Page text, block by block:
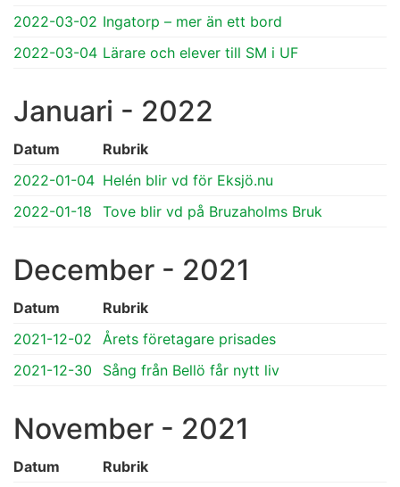
2022-03-02 Ingatorp – mer än ett bord
2022-03-04 Lärare och elever till SM i UF
Januari - 2022
Datum
Rubrik
2022-01-04 Helén blir vd för Eksjö.nu
2022-01-18
Tove blir vd på Bruzaholms Bruk
December - 2021
Datum
Rubrik
2021-12-02
Årets företagare prisades
2021-12-30
Sång från Bellö får nytt liv
November - 2021
Datum
Rubrik